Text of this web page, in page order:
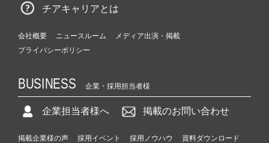
チアキャリアとは
会社概要 ニュースルーム
メディア出演・掲載
プライバシーポリシー
BUSINESS 企業・採用担当者様
企業担当者様へ 掲載のお問い合わせ
掲載企業様の声 採用イベント 採用ノウハウ
資料ダウンロード